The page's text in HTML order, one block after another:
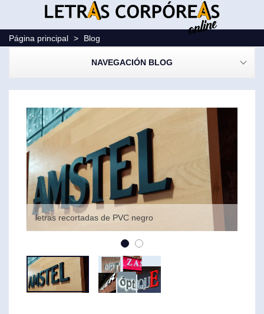
Página principal > Blog
NAVEGACIÓN BLOG
letras recortadas de PVC negro